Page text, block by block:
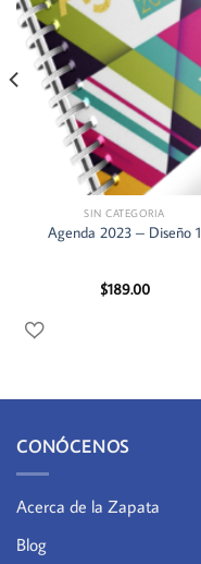
SIN CATEGORIA
Agenda 2023 – Diseño 1
$189.00
CONÓCENOS
Acerca de la Zapata
Blog